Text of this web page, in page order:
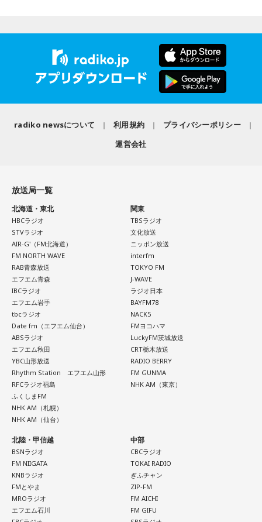
一方のゆとりくんも「メルカリディグが超好き」と笑いなが
ら語り、ヴィンテージロックTシャツは真贋判定をしてもらっ
て購入していることなど、こだわりを紹介しました。
また、きゃりーは20代後半で「安いバッグが似合わなくなっ
た瞬間があった」と振り返り、そこからヴィンテージのバッ
グや時計に興味を持つようになったことも告白。「保育園の
お迎え時間を確認するために時計を買ってみたら、そのまま
◆ゆとりくんの「HR」への熱い思い「復刊させたい」
番組後半の「Chapter #0 LIBRARY」では、ゲストが人生の背
中を押してくれた作品を紹介します。ゆとりくんが選んだの
は、ティーン向けファッション誌「HR」でした。「買収して
復刊させたい（笑）」と本気とも冗談とも取れる夢を語りま
す。きゃりーも「この前、代官山蔦屋で『FRUiTS』展をやっ
ていたから、『HR』もまた再燃してほしいですね」と共感。
さらにSNS時代との違いについて、「今はインスタやXで私生
活が分かっちゃうけど、あの頃は分からなかった」と振り返
り、懐かしのガラケー文化や「センター問い合わせ」の思い
出話でも大盛り上がり。ゆとりくんも「スマホやめよう
（笑）」「ガラケーに戻そう（笑）」と笑い合いながら、便
利になった現代だからこそ失われたワクワク感について語り
合いました。
最後に、きゃりーは「めちゃくちゃ面白い人ですね、びっく
りしました。レイジくんにLINEします（笑）」とゆとりくん
との対談を振り返り、2週にわたるゲスト出演を締めくくりま
した。
----------------------------------------------------
この日の放送をradikoタイムフリーで聴く
※放送エリア外の方は、プレミアム会員の登録でご利用いた
だけます。
したいときに利用する身近な存在」だと説明します。かつて
は「裸になっていると嘘がつけない」という考え方から、政
治や仕事の重要な話し合いがサウナでおこなわれることもあ
ったと、その文化的な背景を紹介しました。
森下圭子さんが翻訳を手掛けた「ムーミンとトーベ・ヤンソ
続いて、森下さんが長年研究を続けるムーミンについて話を
聞きました。フィンランドの人々にとってのムーミンについ
て、森下さんは、「近年では文化的、精神的なバックボーン
のような存在になっています。ムーミンの言葉に支えられた
り、励まされている人たちが増えている印象です」と紹介し
ます。
現在ではフィンランドを代表する作品として知られるムーミ
ンですが、原作は1945年に発表されたものの、作者トーベ・
ヤンソンがスウェーデン語系フィンランド人だったこともあ
り、当初は国内で広く親しまれていたわけではありませんで
した。森下さんは、1990年に日本で制作されたアニメーショ
ンがきっかけとなり、フィンランドでも国民的な存在になっ
たと説明しました。
ムーミン作品の魅力については、「一人ひとりの個性が際立
っている」と語ります。「みんな変わっているのに、嫌な奴
が1人もいないんですよ」と表現し、多様な個性をそのまま受
け入れる世界観が作品の大きな魅力だと話しました。
自身がムーミンに惹かれた理由は、「好きに読みなさい。あ
なたの自由に」という作品の姿勢でした。作者の意図を押し
付けず、読み手に委ねる世界観に魅了され、フィンランドへ
森下圭子さんは、ムーミン研究をきっかけに1994年にフィン
ランドへ渡りました。大学時代に作品を読み返した際、「な
んて前衛的な文学なんだろう」と衝撃を受け、その背景にあ
る文化や社会を知りたいと思ったことが渡航のきっかけだっ
ンドの暮らしや文化を発信しています。
森下さんが初めてフィンランドを訪れた1994年は、深刻な経
く改善し、現在では世界幸福度ランキングで上位を維持する
その背景について森下さんは、「国や教育現場が“一人ひとり
の特性をどう活かしていくか”を重視していました」と説明し
ます。「1人の人材も無駄にはできない」という考え方のも
と、それぞれの個性や能力を社会全体で生かそうとする姿勢
が、大きな変化につながったと振り返りました。
フィンランドを訪れたことがある宇賀は、図書館や教会の印
象深さにも触れます。森下さんは、図書館では椅子を自由に
動かし、自分の好きな場所で過ごせることを紹介し、利用者
が思い思いに過ごせる空間づくりが特徴だと語りました。
一方で、フィンランドでの暮らしでもっとも大変なのは冬だ
といいます。日照時間が短く、小学生も暗闇のなかを登校す
るほどで、「人に会いたくなくなったり、どれだけ寝ても寝
足りないときがある」と明かします。30年以上暮らした今で
も「まだ慣れていないですね」と話し、フィンランド語の習
歩いている感じ」と率直な思いを語りました。
厳しい冬があるからこそ、春の訪れは格別です。海や湖を覆
っていた氷が溶け始めることや、「日が長くなったな」と感
じる瞬間、顔に当たる太陽の光が春の訪れを知らせてくれる
と語りました。
radiko newsについて 利用規約
プライバシーポリシー
運営会社
放送局一覧
北海道・東北
HBCラジオ
STVラジオ
AIR-G'（FM北海道）
FM NORTH WAVE
RAB青森放送
エフエム青森
IBCラジオ
エフエム岩手
tbcラジオ
Date fm（エフエム仙台）
ABSラジオ
エフエム秋田
YBC山形放送
Rhythm Station エフエム山形
RFCラジオ福島
ふくしまFM
NHK AM（札幌）
NHK AM（仙台）
関東
TBSラジオ
文化放送
ニッポン放送
interfm
TOKYO FM
J-WAVE
ラジオ日本
BAYFM78
NACK5
FMヨコハマ
LuckyFM茨城放送
CRT栃木放送
RADIO BERRY
FM GUNMA
NHK AM（東京）
北陸・甲信越
BSNラジオ
FM NIIGATA
KNBラジオ
FMとやま
MROラジオ
エフエム石川
中部
CBCラジオ
TOKAI RADIO
ぎふチャン
ZIP-FM
FM AICHI
FM GIFU